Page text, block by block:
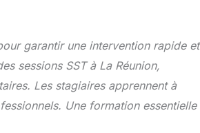
garantir une intervention rapide et
sessions SST à La Réunion,
Les stagiaires apprennent à
Une formation essentielle